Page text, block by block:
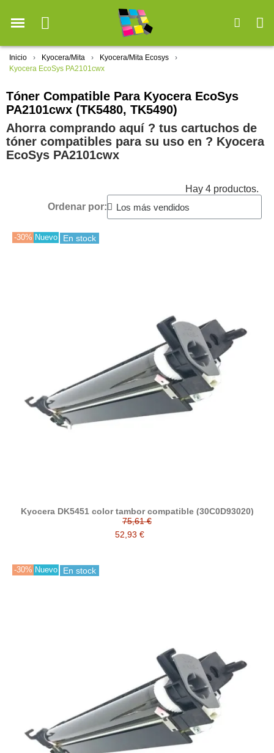
Inicio Kyocera/Mita
Kyocera/Mita Ecosys
Kyocera EcoSys PA2101cwx
Tóner Compatible Para Kyocera EcoSys
PA2101cwx (TK5480, TK5490)
Ahorra comprando aquí ? tus cartuchos de
tóner compatibles para su uso en ?️ Kyocera
EcoSys PA2101cwx
Hay 4 productos.
Ordenar por:
-30% Nuevo En stock
Kyocera DK5451 color tambor compatible (30C0D93020)
75,61 €
52,93 €
-30% Nuevo En stock